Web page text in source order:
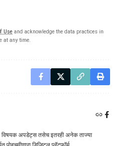
Use and acknowledge the data practices in
at any time.
विषयक अपडेट्स तसेच इतरही अनेक ताज्या